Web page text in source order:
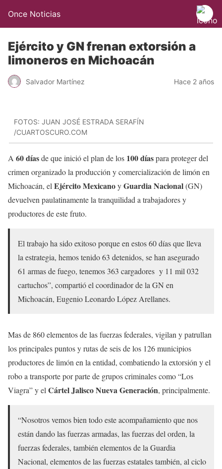
Once Noticias
Ejército y GN frenan extorsión a
limoneros en Michoacán
Salvador Martínez Hace 2 años
FOTOS: JUAN JOSÉ ESTRADA SERAFÍN
/CUARTOSCURO.COM
A 60 díasde que inició el plan de los 100 díaspara proteger del
crimen organizado la producción y comercialización de limón en
Michoacán, el Ejército MexicanoyGuardia Nacional(GN)
devuelven paulatinamente la tranquilidad a trabajadores y
productores de este fruto.
El trabajo ha sido exitoso porque en estos 60 días que lleva
la estrategia, hemos tenido 63 detenidos, se han asegurado
61 armas de fuego, tenemos 363 cargadores y 11 mil 032
cartuchos”, compartió el coordinador de la GN en
Michoacán, Eugenio Leonardo López Arellanes.
Mas de 860 elementos de las fuerzas federales, vigilan y patrullan
los principales puntos y rutas de seis de los 126 municipios
productores de limón en la entidad, combatiendo la extorsión y el
robo a transporte por parte de grupos criminales como “Los
Viagra” y el Cártel Jalisco Nueva Generación, principalmente.
“Nosotros vemos bien todo este acompañamiento que nos
están dando las fuerzas armadas, las fuerzas del orden, la
fuerzas federales, también elementos de la Guardia
Nacional, elementos de las fuerzas estatales también, al ciclo